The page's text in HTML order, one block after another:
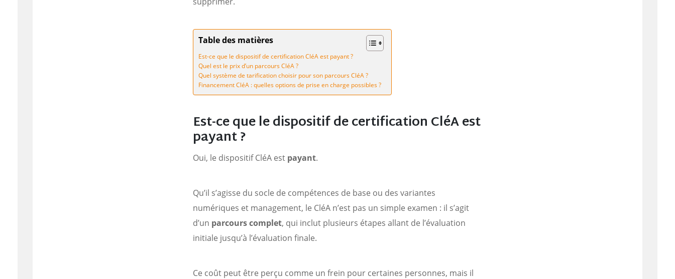
Table des matières
Est-ce que le dispositif de certification CléA est payant ?
Quel est le prix d’un parcours CléA ?
Quel système de tarification choisir pour son parcours CléA ?
Financement CléA : quelles options de prise en charge possibles ?
Est-ce que le dispositif de certification CléA est
payant ?
Oui, le dispositif CléA est payant.
Qu’il s’agisse du socle de compétences de base ou des variantes
numériques et management, le CléA n’est pas un simple examen : il s’agit
d’un parcours complet, qui inclut plusieurs étapes allant de l’évaluation
initiale jusqu’à l’évaluation finale.
Ce coût peut être perçu comme un frein pour certaines personnes, mais il